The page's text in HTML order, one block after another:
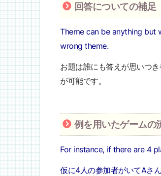
回答についての補足
Theme can be anything but
wrong theme.
お題は誰にも答えが思いつ
が可能です。
例を用いたゲームの
For instance, if there are 4
仮に4人の参加者がいてAさ